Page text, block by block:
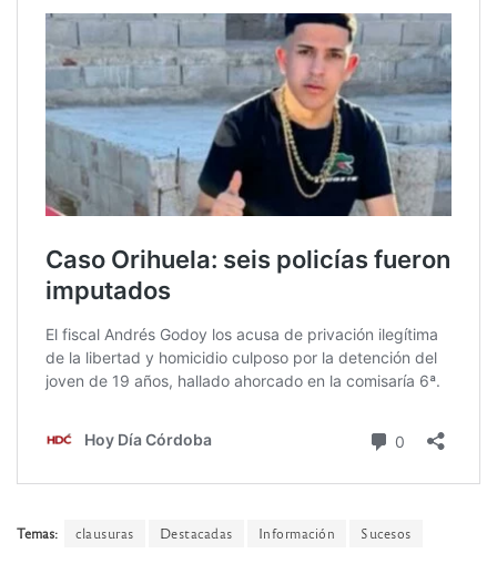
Temas: clausuras Destacadas Información Sucesos